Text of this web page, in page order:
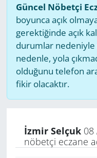
Güncel Nöbetçi
boyunca açık
gerektiğinde açık
durumlar
nedenle, yola
olduğunu telefon
fikir olacaktır.
İzmir Selçuk08
nöbetçi eczane
MAGAZİN
POLİTİKA
RESMİ İLANLAR
SAĞLIK
SPOR